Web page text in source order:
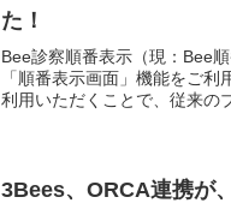
た！
Bee診察順番表示（現：Bee
「順番表示画面」機能をご
利用いただくことで、従来の
3Bees、ORCA連携が